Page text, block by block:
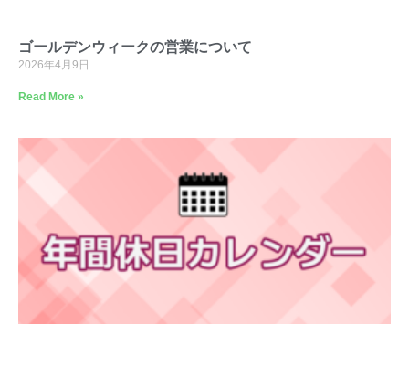
ゴールデンウィークの営業について
2026年4月9日
Read More »